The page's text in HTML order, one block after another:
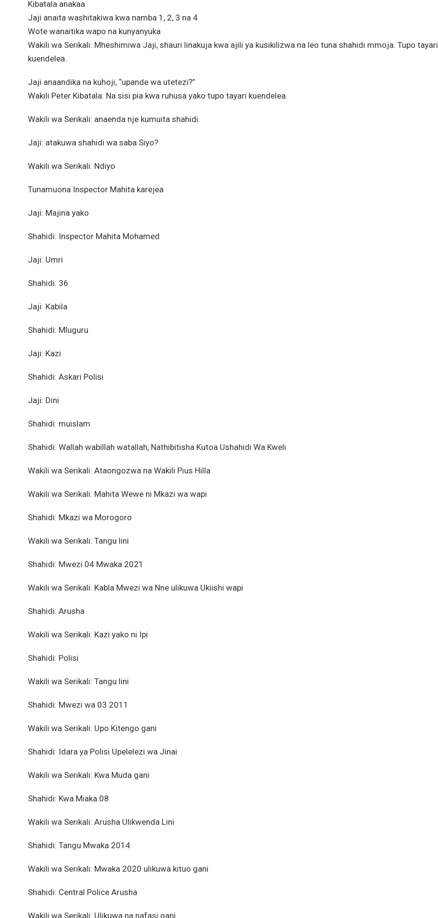
Kibatala anakaa
Jaji anaita washitakiwa kwa namba 1, 2, 3 na 4
Wote wanaitika wapo na kunyanyuka
Wakili wa Serikali: Mheshimiwa Jaji, shauri linakuja kwa ajili ya kusikilizwa na leo tuna shahidi mmoja. Tupo tayari
kuendelea.
Jaji anaandika na kuhoji, “upande wa utetezi?”
Wakili Peter Kibatala: Na sisi pia kwa ruhusa yako tupo tayari kuendelea.
Wakili wa Serikali: anaenda nje kumuita shahidi.
Jaji: atakuwa shahidi wa saba Siyo?
Wakili wa Serikali: Ndiyo
Tunamuona Inspector Mahita karejea
Jaji: Majina yako
Shahidi: Inspector Mahita Mohamed
Jaji: Umri
Shahidi: 36
Jaji: Kabila
Shahidi: Mluguru
Jaji: Kazi
Shahidi: Askari Polisi
Jaji: Dini
Shahidi: muislam
Shahidi: Wallah wabillah watallah, Nathibitisha Kutoa Ushahidi Wa Kweli
Wakili wa Serikali: Ataongozwa na Wakili Pius Hilla
Wakili wa Serikali: Mahita Wewe ni Mkazi wa wapi
Shahidi: Mkazi wa Morogoro
Wakili wa Serikali: Tangu lini
Shahidi: Mwezi 04 Mwaka 2021
Wakili wa Serikali: Kabla Mwezi wa Nne ulikuwa Ukiishi wapi
Shahidi: Arusha
Wakili wa Serikali: Kazi yako ni Ipi
Shahidi: Polisi
Wakili wa Serikali: Tangu lini
Shahidi: Mwezi wa 03 2011
Wakili wa Serikali: Upo Kitengo gani
Shahidi: Idara ya Polisi Upelelezi wa Jinai
Wakili wa Serikali: Kwa Muda gani
Shahidi: Kwa Miaka 08
Wakili wa Serikali: Arusha Ulikwenda Lini
Shahidi: Tangu Mwaka 2014
Wakili wa Serikali: Mwaka 2020 ulikuwa kituo gani
Shahidi: Central Police Arusha
Wakili wa Serikali: Ulikuwa na nafasi gani